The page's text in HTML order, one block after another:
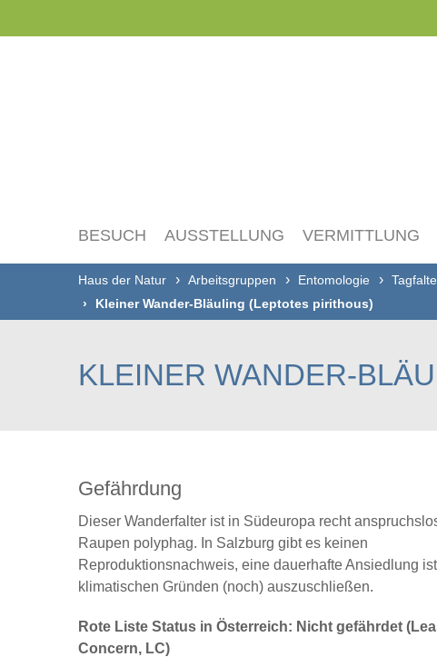
BESUCH AUSSTELLUNG VERMITTLUNG
Haus der Natur Arbeitsgruppen Entomologie
Kleiner Wander-Bläuling (Leptotes pirithous)
KLEINER WANDER-
Gefährdung
Dieser Wanderfalter ist in Südeuropa recht
Raupen polyphag. In Salzburg gibt es keinen
Reproduktionsnachweis, eine dauerhafte Ansiedlung
klimatischen Gründen (noch) auszuschließen.
Rote Liste Status in Österreich: Nicht gefährdet
Concern, LC)